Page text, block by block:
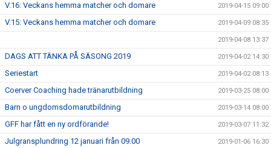
V.16: Veckans hemma matcher och domare 2019-04-15 09:00
V.15: Veckans hemma matcher och domare 2019-04-09 08:35
2019-04-08 13:37
DAGS ATT TÄNKA PÅ SÄSONG 2019 2019-04-02 14:30
Seriestart 2019-04-02 08:13
Coerver Coaching hade tränarutbildning 2019-03-25 08:00
Barn o ungdomsdomarutbildning 2019-03-14 08:00
GFF har fått en ny ordförande! 2019-03-07 11:32
Julgransplundring 12 januari från 09.00 2019-01-06 16:30